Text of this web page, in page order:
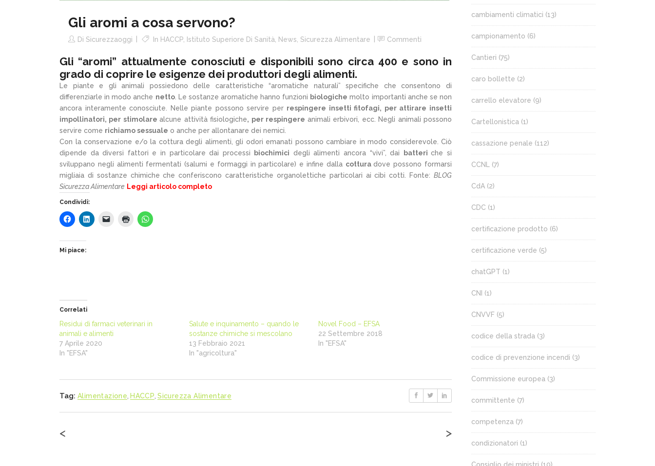
Gli aromi a cosa servono?
Di Sicurezzaoggi In HACCP Istituto Superiore Di Sanità News Sicurezza Alimentare Commenti
Gli “aromi” attualmente conosciuti e disponibili sono circa 400 e sono in
grado di coprire le esigenze dei produttori degli alimenti.
Le piante e gli animali possiedono delle caratteristiche “aromatiche naturali” specifiche che consentono di
differenziarle in modo anche netto. Le sostanze aromatiche hanno funzioni biologiche molto importanti anche se non
ancora interamente conosciute. Nelle piante possono servire per respingere insetti fitofagi, per attirare insetti
impollinatori, per stimolarealcune attività fisiologiche, per respingere animali erbivori, ecc. Negli animali possono
servire come richiamo sessuale o anche per allontanare dei nemici.
Con la conservazione e/o la cottura degli alimenti, gli odori emanati possono cambiare in modo considerevole. Ciò
dipende da diversi fattori e in particolare dai processi
biochimici degli alimenti ancora “vivi”, dai batteri che si
sviluppano negli alimenti fermentati (salumi e formaggi in particolare) e infine dalla cottura dove possono formarsi
migliaia di sostanze chimiche che conferiscono caratteristiche organolettiche particolari ai cibi cotti. Fonte: BLOG
Sicurezza Alimentare Leggi articolo completo
Condividi:
Mi piace:
Correlati
Residui di farmaci veterinari in
animali e alimenti
7 Aprile 2020
In "EFSA"
Salute e inquinamento – quando le
sostanze chimiche si mescolano
13 Febbraio 2021
In "agricoltura"
Novel Food – EFSA
22 Settembre 2018
In "EFSA"
Tag: Alimentazione HACCP Sicurezza Alimentare
< >
cambiamenti climatici (13)
campionamento (6)
Cantieri (75)
caro bollette (2)
carrello elevatore (9)
Cartellonistica (1)
cassazione penale (112)
CCNL (7)
CdA (2)
CDC (1)
certificazione prodotto (6)
certificazione verde (5)
chatGPT (1)
CNI (1)
CNVVF (5)
codice della strada (3)
codice di prevenzione incendi (3)
Commissione europea (3)
committente (7)
competenza (7)
condizionatori (1)